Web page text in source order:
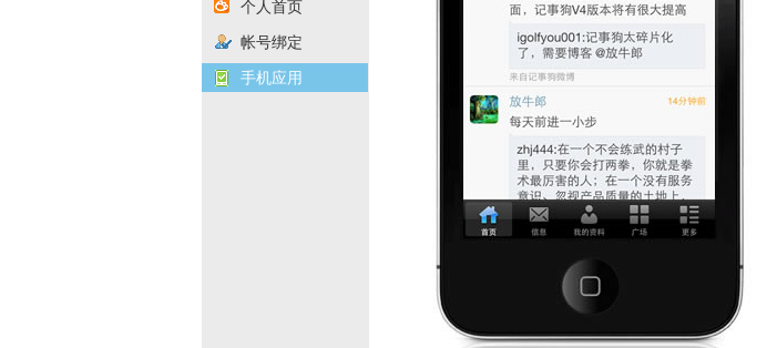
个人首页
帐号绑定
手机应用